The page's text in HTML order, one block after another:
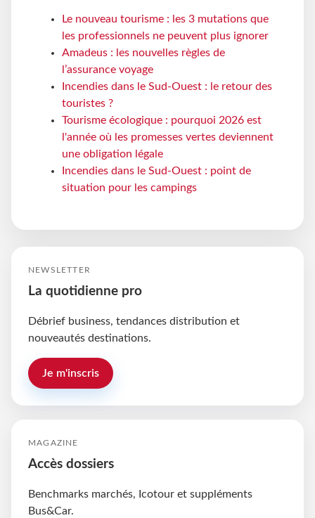
Le nouveau tourisme : les 3 mutations que
les professionnels ne peuvent plus ignorer
Amadeus : les nouvelles règles de
l’assurance voyage
Incendies dans le Sud-Ouest : le retour des
touristes ?
Tourisme écologique : pourquoi 2026 est
l'année où les promesses vertes deviennent
une obligation légale
Incendies dans le Sud-Ouest : point de
situation pour les campings
NEWSLETTER
La quotidienne pro
Débrief business, tendances distribution et
nouveautés destinations.
Je m'inscris
MAGAZINE
Accès dossiers
Benchmarks marchés, Icotour et suppléments
Bus&Car.